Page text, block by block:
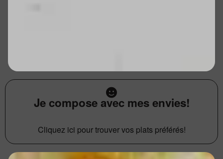
Je compose avec mes envies!
Cliquez ici pour trouver vos plats préférés!